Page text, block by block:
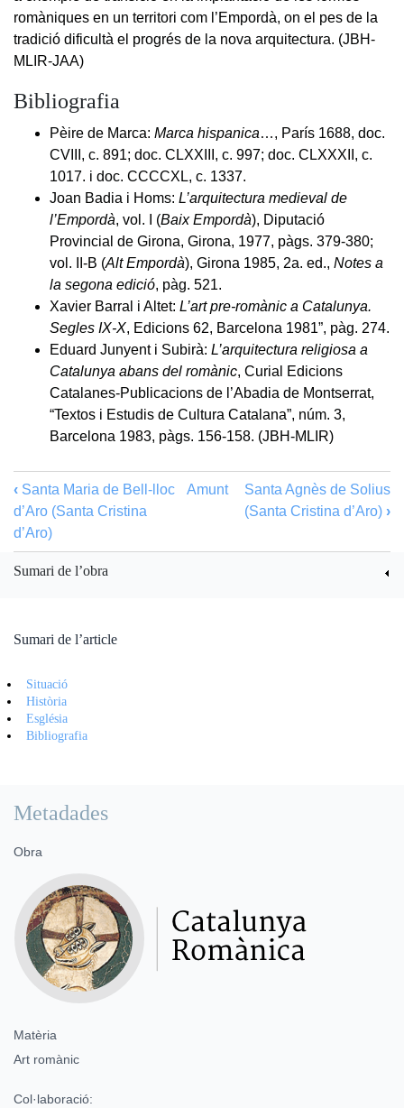
romàniques en un territori com l’Empordà, on el pes de la
tradició dificultà el progrés de la nova arquitectura. (JBH-
MLIR-JAA)
Bibliografia
Pèire de Marca: Marca hispanica…, París 1688, doc.
CVIII, c. 891; doc. CLXXIII, c. 997; doc. CLXXXII, c.
1017. i doc. CCCCXL, c. 1337.
Joan Badia i Homs: L’arquitectura medieval de
l’Empordà, vol. I (Baix Empordà), Diputació
Provincial de Girona, Girona, 1977, pàgs. 379-380;
vol. II-B (Alt Empordà), Girona 1985, 2a. ed., Notes a
la segona edició, pàg. 521.
Xavier Barral i Altet: L’art pre-romànic a Catalunya.
Segles IX-X, Edicions 62, Barcelona 1981”, pàg. 274.
Eduard Junyent i Subirà: L’arquitectura religiosa a
Catalunya abans del romànic, Curial Edicions
Catalanes-Publicacions de l’Abadia de Montserrat,
“Textos i Estudis de Cultura Catalana”, núm. 3,
Barcelona 1983, pàgs. 156-158. (JBH-MLIR)
‹ Santa Maria de Bell-lloc
d’Aro (Santa Cristina
d’Aro)
Amunt
Santa Agnès de Solius
(Santa Cristina d’Aro) ›
Sumari de l’obra
Sumari de l’article
Situació
Història
Església
Bibliografia
Metadades
Obra
Matèria
Art romànic
Col·laboració: